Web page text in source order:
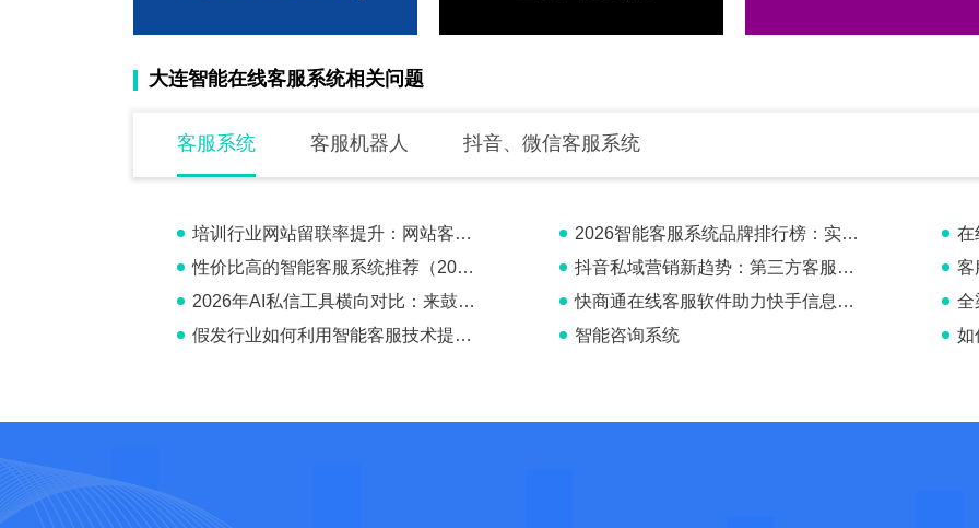
大连智能在线客服系统相关问题
客服系统 客服机器人 抖音、微信客服系统
培训行业网站留联率提升：网站客服系统的优势与策略 2026智能客服系统品牌排行榜：实测解析，谁才是企业增长利器
在
性价比高的智能客服系统推荐（2026 年 4 月更新）
抖音私域营销新趋势：第三方客服系统让抖音本地推私信获客更
客
2026年AI私信工具横向对比：来鼓AI vs 快商通AI客服系统
快商通在线客服软件助力快手信息流提升服务效率
全
假发行业如何利用智能客服技术提升客户服务质量
智能咨询系统 如